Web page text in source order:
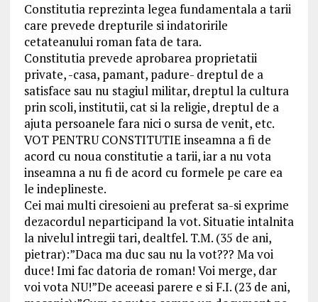
Constitutia reprezinta legea fundamentala a tarii
care prevede drepturile si indatoririle
cetateanului roman fata de tara.
Constitutia prevede aprobarea proprietatii
private, -casa, pamant, padure- dreptul de a
satisface sau nu stagiul militar, dreptul la cultura
prin scoli, institutii, cat si la religie, dreptul de a
ajuta persoanele fara nici o sursa de venit, etc.
VOT PENTRU CONSTITUTIE inseamna a fi de
acord cu noua constitutie a tarii, iar a nu vota
inseamna a nu fi de acord cu formele pe care ea
le indeplineste.
Cei mai multi ciresoieni au preferat sa-si exprime
dezacordul neparticipand la vot. Situatie intalnita
la nivelul intregii tari, dealtfel. T.M. (35 de ani,
pietrar):”Daca ma duc sau nu la vot??? Ma voi
duce! Imi fac datoria de roman! Voi merge, dar
voi vota NU!”De aceeasi parere e si F.I. (23 de ani,